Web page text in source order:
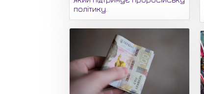
політику.